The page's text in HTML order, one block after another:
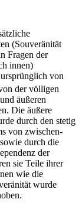
(Souveränität
Fragen der
innen)
von
der völligen
äußeren
Die äußere
durch den stetig
von zwischen­
durch die
der
sie Teile ihrer
wie die
wurde